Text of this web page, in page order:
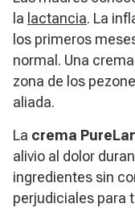
la lactancia. La
los primeros
normal. Una
zona de los
aliada.
La crema
alivio al dolor
ingredientes sin
perjudiciales para